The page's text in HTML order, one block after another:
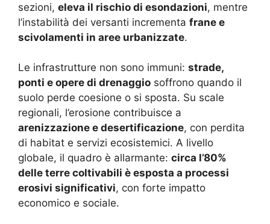
sezioni, eleva il rischio di esondazioni, mentre
l’instabilità dei versanti incrementa frane e
scivolamenti in aree urbanizzate.
Le infrastrutture non sono immuni: strade,
ponti e opere di drenaggio soffrono quando il
suolo perde coesione o si sposta. Su scale
regionali, l’erosione contribuisce a
arenizzazione e desertificazione, con perdita
di habitat e servizi ecosistemici. A livello
globale, il quadro è allarmante: circa l’80%
delle terre coltivabili è esposta a processi
erosivi significativi, con forte impatto
economico e sociale.